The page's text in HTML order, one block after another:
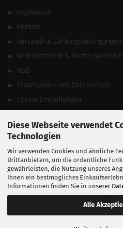
Diese Webseite verwendet
Technologien
Wir verwenden Cookies und ähnliche
Drittanbietern, um die ordentliche
gewährleisten, die Nutzung unseres
Ihnen ein bestmögliches
Informationen finden Sie in unserer
Alle
Impressum
Kontakt
Versand- & Zahlungsbedingungen
Widerrufsrecht & Muster-
AGB
Privatsphäre und Datenschutz
Cookie Einstellungen
Vertrag widerrufen